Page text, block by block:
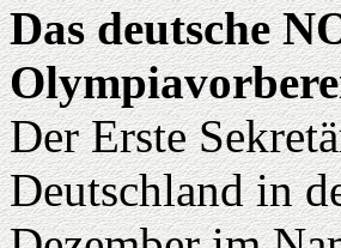
Das deutsche
Der Erste
Deutschland in